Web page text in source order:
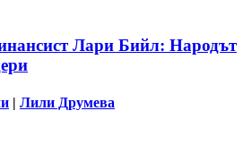
Лари Бийл: Народът
| Лили Друмева